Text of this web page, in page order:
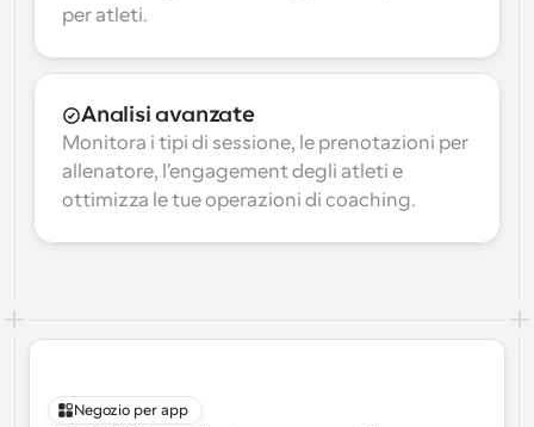
per atleti.
Analisi avanzate
Monitora i tipi di sessione, le prenotazioni per
allenatore, l'engagement degli atleti e
ottimizza le tue operazioni di coaching.
Negozio per app